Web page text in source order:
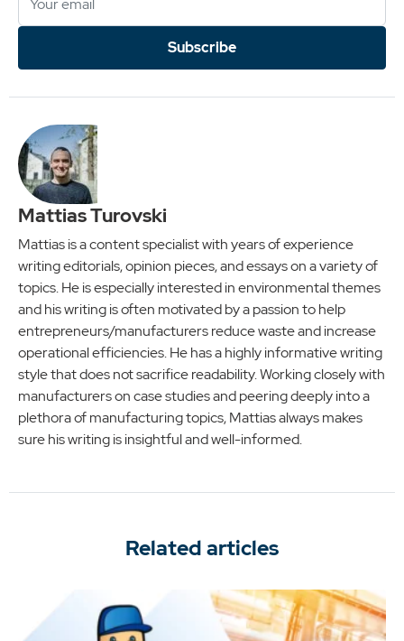
Subscribe
Mattias Turovski
Mattias is a content specialist with years of experience
writing editorials, opinion pieces, and essays on a variety of
topics. He is especially interested in environmental themes
and his writing is often motivated by a passion to help
entrepreneurs/manufacturers reduce waste and increase
operational efficiencies. He has a highly informative writing
style that does not sacrifice readability. Working closely with
manufacturers on case studies and peering deeply into a
plethora of manufacturing topics, Mattias always makes
sure his writing is insightful and well-informed.
Related articles